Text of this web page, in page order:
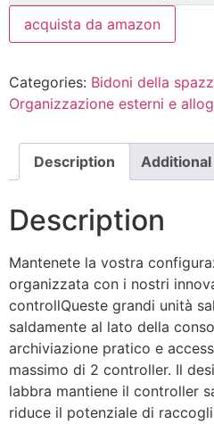
acquista da amazon
Categories: Bidoni della
Organizzazione esterni e
Description
Description
Mantenete la vostra
organizzata con i nostri
controllQueste grandi unità
saldamente al lato della
archiviazione pratico e
massimo di 2 controller. Il
labbra mantiene il controller
riduce il potenziale di